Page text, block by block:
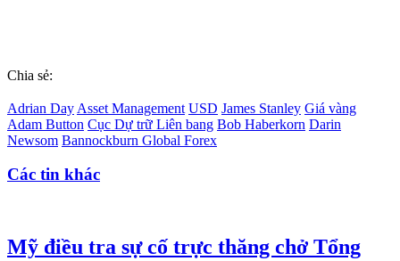
Chia sẻ:
Adrian Day Asset Management USD James Stanley Giá vàng
Adam Button Cục Dự trữ Liên bang Bob Haberkorn Darin
Newsom Bannockburn Global Forex
Các tin khác
Mỹ điều tra sự cố trực thăng chở Tổng